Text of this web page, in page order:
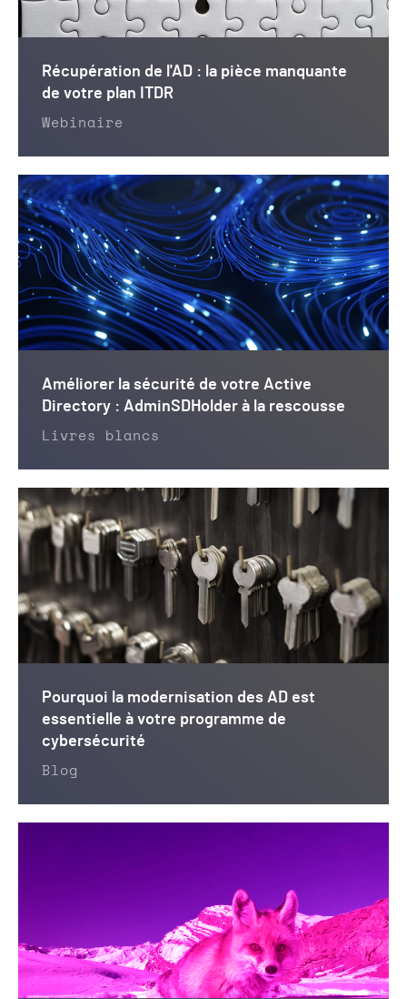
Récupération de l'AD : la pièce manquante
de votre plan ITDR
Webinaire
Améliorer la sécurité de votre Active
Directory : AdminSDHolder à la rescousse
Livres blancs
Pourquoi la modernisation des AD est
essentielle à votre programme de
cybersécurité
Blog